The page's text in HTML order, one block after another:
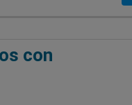
con